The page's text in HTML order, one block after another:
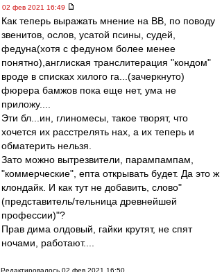
02 фев 2021 16:49
Как теперь выражать мнение на ВВ, по поводу
звенитов, ослов, усатой псины, судей,
федуна(хотя с федуном более менее
понятно),англиская транслитерация "кондом"
вроде в списках хилого га...(зачеркнуто)
фюрера бамжов пока еще нет, ума не
приложу....
Эти бл...ин, глиномесы, такое творят, что
хочется их расстрелять нах, а их теперь и
обматерить нельзя.
Зато можно вытрезвители, парампампам,
"коммерческие", епта открывать будет. Да это ж
клондайк. И как тут не добавить, слово"
(представитель/тельница древнейшей
профессии)"?
Прав дима олдовый, гайки крутят, не спят
ночами, работают....
Редактировалось 02 фев 2021 16:50